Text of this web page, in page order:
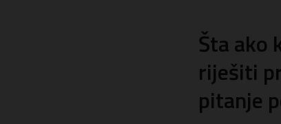
Šta ako
riješiti
pitanje